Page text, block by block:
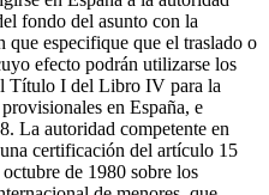
fondo del asunto con la
especifique que el traslado o
efecto podrán utilizarse los
Título I del Libro IV para la
en España, e
La autoridad competente en
certificación del artículo 15
de 1980 sobre los